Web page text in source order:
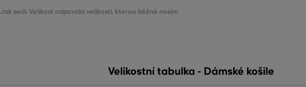
Jak sedí: Velikost odpovídá velikosti, kterou běžně nosím
Velikostní tabulka - Dámské košile